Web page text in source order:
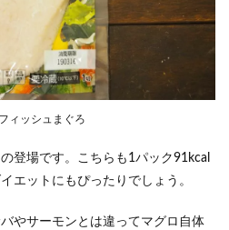
ィッシュまぐろ
登場です。こちらも1パック91kcal
エットにもぴったりでしょう。
やサーモンとは違ってマグロ自体